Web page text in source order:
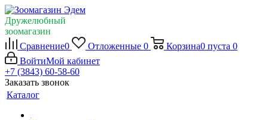
Дружелюбный
зоомагазин
Сравнение0 Отложенные 0 Корзина0 пуста 0
ВойтиМой кабинет
+7 (3843) 60-58-60
Заказать звонок
Каталог